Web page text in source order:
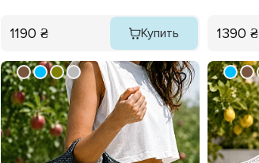
1190 ₴ Купить 1390 ₴